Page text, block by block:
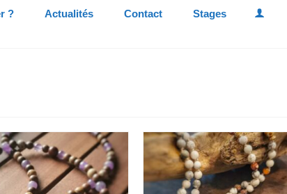
? Actualités Contact Stages